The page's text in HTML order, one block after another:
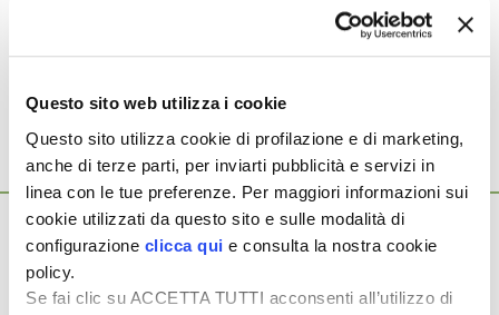
Questo sito web utilizza i cookie
Questo sito utilizza cookie di profilazione e di marketing,
anche di terze parti, per inviarti pubblicità e servizi in
linea con le tue preferenze. Per maggiori informazioni sui
cookie utilizzati da questo sito e sulle modalità di
configurazione clicca qui e consulta la nostra cookie
policy.
Se fai clic su ACCETTA TUTTI acconsenti all’utilizzo di
Ti potrebbero interessare anche...
22 Luglio 2026
Superintensivo e qualità dell’olio, la
scommessa vincente di Bonolio
Sugli oltre 300 ha coltivati da Bono Aziende Agricole nell’agro